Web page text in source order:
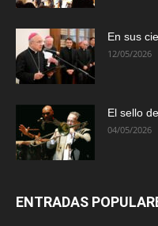
En sus
12/05/2026
El sello
04/05/2026
ENTRADAS